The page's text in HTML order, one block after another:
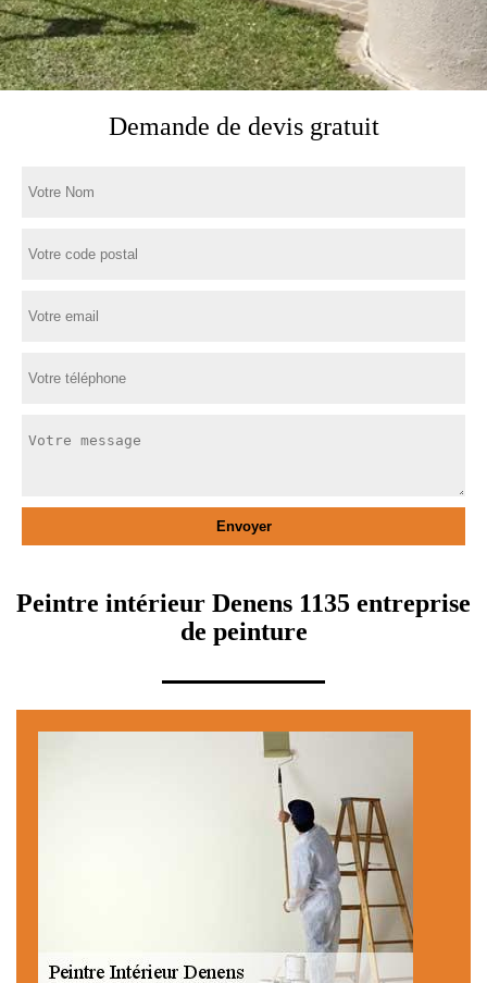
Demande de devis gratuit
Peintre intérieur Denens 1135 entreprise
de peinture